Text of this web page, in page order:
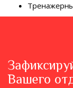
Вашего